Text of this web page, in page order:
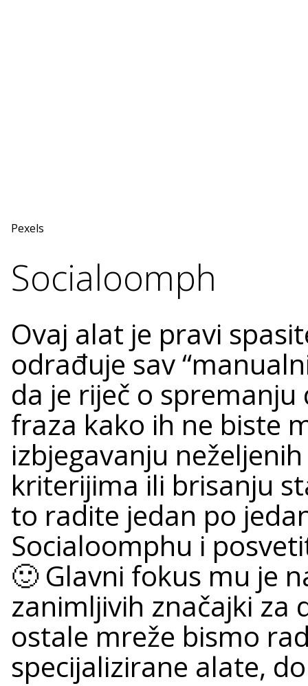
Pexels
Socialoomph
Ovaj alat je pravi
odrađuje sav
da je riječ o
fraza kako ih ne biste
izbjegavanju
kriterijima ili brisanju
to radite jedan po
Socialoomphu i
🙂 Glavni fokus mu je
zanimljivih značajki za
ostale mreže bismo
specijalizirane alate,